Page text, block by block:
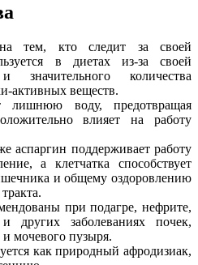
тем, кто следит за своей
в диетах из-за своей
значительного количества
активных веществ.
воду, предотвращая
влияет на работу
аспаргин поддерживает работу
а клетчатка способствует
и общему оздоровлению
при подагре, нефрите,
других заболеваниях почек,
мочевого пузыря.
как природный афродизиак,